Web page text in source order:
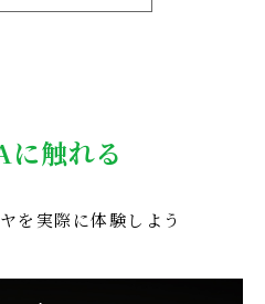
に触れる
を実際に体験しよう